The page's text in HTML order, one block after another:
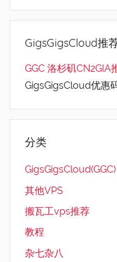
GigsGigsCloud推
GGC 洛杉矶CN2GIA
GigsGigsCloud优惠
分类
GigsGigsCloud(GGC)
其他VPS
搬瓦工vps推荐
教程
杂七杂八